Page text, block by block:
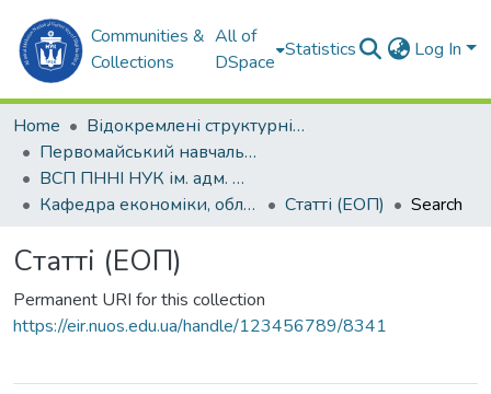
Communities &
Collections
All of
DSpace
Statistics Log In
Home
Відокремлені структурні підрозділи НУК ім. адм. Макарова
Первомайський навчально-науковий інститут НУК ім. адм. Макарова (ПННІ НУК)
ВСП ПННІ НУК ім. адм. Макарова
Кафедра економіки, обліку і підприємництва (ЕОП)
Статті (ЕОП) Search
Статті (ЕОП)
Permanent URI for this collection
https://eir.nuos.edu.ua/handle/123456789/8341